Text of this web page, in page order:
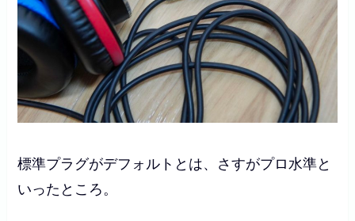
標準プラグがデフォルトとは、さすがプロ水準と
いったところ。